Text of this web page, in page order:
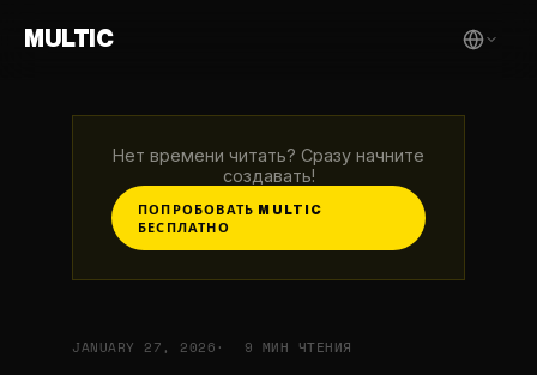
MULTIC
Нет времени читать? Сразу начните
создавать!
ПОПРОБОВАТЬ MULTIC
БЕСПЛАТНО
JANUARY 27, 2026 9 МИН ЧТЕНИЯ